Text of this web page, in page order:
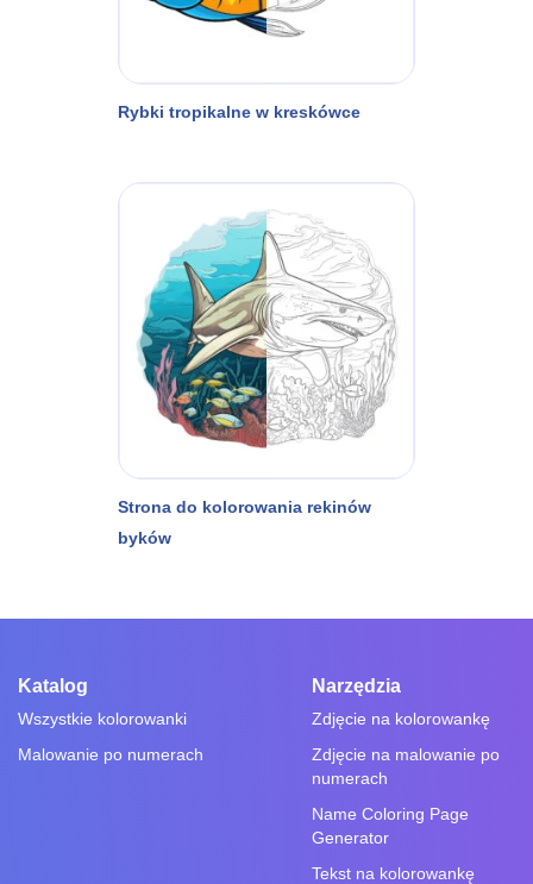
Rybki tropikalne w kreskówce
Strona do kolorowania rekinów
byków
Katalog
Wszystkie kolorowanki
Malowanie po numerach
Narzędzia
Zdjęcie na kolorowankę
Zdjęcie na malowanie po
numerach
Name Coloring Page
Generator
Tekst na kolorowankę